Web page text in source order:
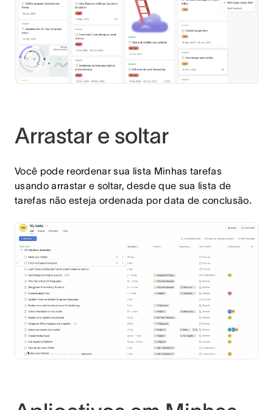
Arrastar e soltar
Você pode reordenar sua lista Minhas tarefas
usando arrastar e soltar, desde que sua lista de
tarefas não esteja ordenada por data de conclusão.